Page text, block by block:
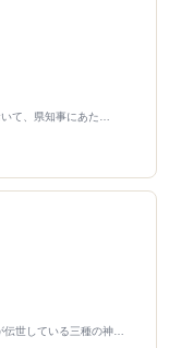
て、県知事にあた…
世している三種の神…